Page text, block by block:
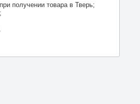
получении товара в Тверь;